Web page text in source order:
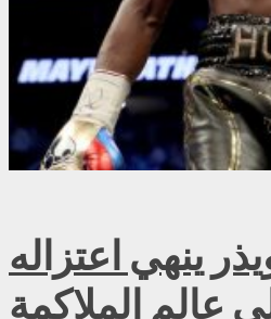
ينهي اعتزاله
عالم الملاكمة